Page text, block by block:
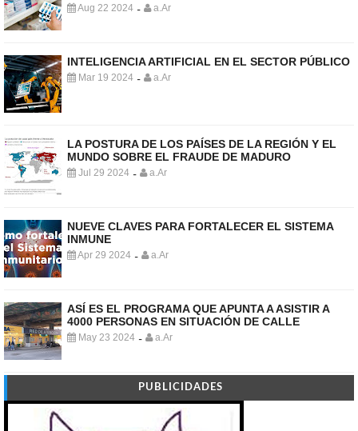
Aug 22 2024 - a.Ar
INTELIGENCIA ARTIFICIAL EN EL SECTOR PÚBLICO
Mar 19 2024 - a.Ar
LA POSTURA DE LOS PAÍSES DE LA REGIÓN Y EL
MUNDO SOBRE EL FRAUDE DE MADURO
Jul 29 2024 - a.Ar
NUEVE CLAVES PARA FORTALECER EL SISTEMA
INMUNE
Apr 29 2024 - a.Ar
ASÍ ES EL PROGRAMA QUE APUNTA A ASISTIR A
4000 PERSONAS EN SITUACIÓN DE CALLE
May 23 2024 - a.Ar
PUBLICIDADES